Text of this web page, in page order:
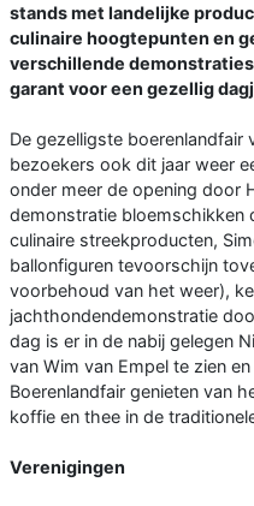
stands met landelijke
culinaire hoogtepunten en
verschillende
garant voor een gezellig
De gezelligste
bezoekers ook dit jaar weer
onder meer de opening door
demonstratie bloemschikken
culinaire streekproducten,
ballonfiguren tevoorschijn
voorbehoud van het weer),
jachthondendemonstratie
dag is er in de nabij gelegen
van Wim van Empel te zien
Boerenlandfair genieten van
koffie en thee in de
Verenigingen